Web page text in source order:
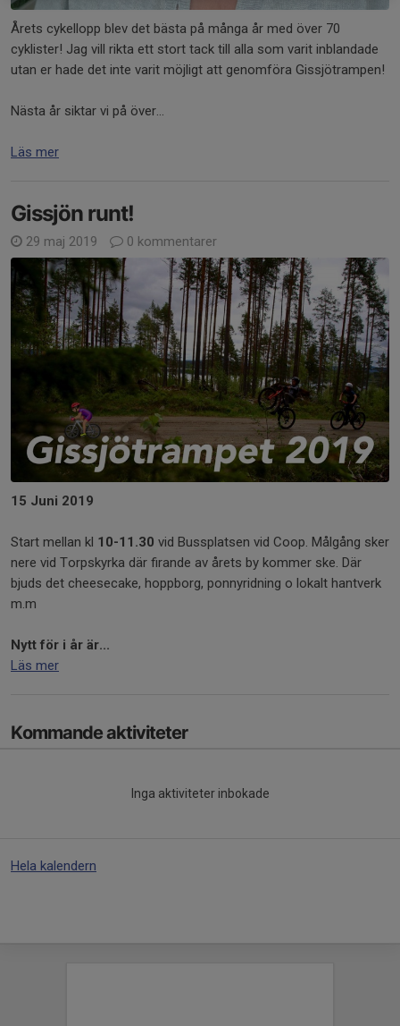
Årets cykellopp blev det bästa på många år med över 70
cyklister! Jag vill rikta ett stort tack till alla som varit inblandade
utan er hade det inte varit möjligt att genomföra Gissjötrampen!
Nästa år siktar vi på över...
Läs mer
Gissjön runt!
29 maj 2019 0 kommentarer
15 Juni 2019
Start mellan kl 10-11.30 vid Bussplatsen vid Coop. Målgång sker
nere vid Torpskyrka där firande av årets by kommer ske. Där
bjuds det cheesecake, hoppborg, ponnyridning o lokalt hantverk
m.m
Nytt för i år är...
Läs mer
Kommande aktiviteter
Inga aktiviteter inbokade
Hela kalendern